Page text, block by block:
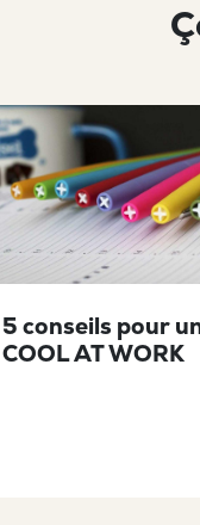
5 conseils pour
COOL AT WORK